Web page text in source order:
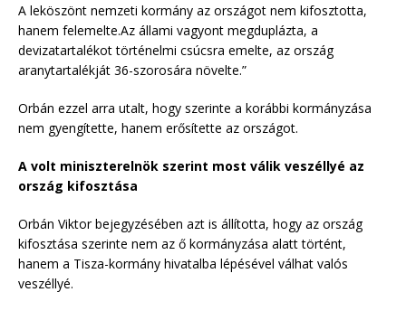
A leköszönt nemzeti kormány az országot nem kifosztotta,
hanem felemelte.Az állami vagyont megduplázta, a
devizatartalékot történelmi csúcsra emelte, az ország
aranytartalékját 36-szorosára növelte.”
Orbán ezzel arra utalt, hogy szerinte a korábbi kormányzása
nem gyengítette, hanem erősítette az országot.
A volt miniszterelnök szerint most válik veszéllyé az
ország kifosztása
Orbán Viktor bejegyzésében azt is állította, hogy az ország
kifosztása szerinte nem az ő kormányzása alatt történt,
hanem a Tisza-kormány hivatalba lépésével válhat valós
veszéllyé.